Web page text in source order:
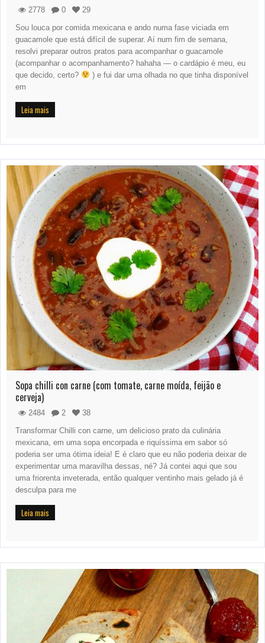
2778 0
29
Sou louca por comida mexicana e ando numa fase viciada em
guacamole que está difícil de superar. Aí num fim de semana,
resolvi preparar outros pratos para acompanhar o guacamole
(acompanhar o acompanhamento? hahaha — o cardápio é meu, eu
que decido, certo?
) e fui dar uma olhada no que tinha disponível
em
Leia mais
Sopa chilli con carne (com tomate, carne moída, feijão e
cerveja)
2484 2
38
Transformar Chilli con carne, um delicioso prato da culinária
mexicana, em uma sopa encorpada e riquíssima em sabor só
poderia ser uma ótima ideia! E é claro que eu não poderia deixar de
experimentar uma maravilha dessas, né? Já contei aqui que sou
uma friorenta inveterada, então qualquer ventinho mais gelado já é
desculpa para me
Leia mais